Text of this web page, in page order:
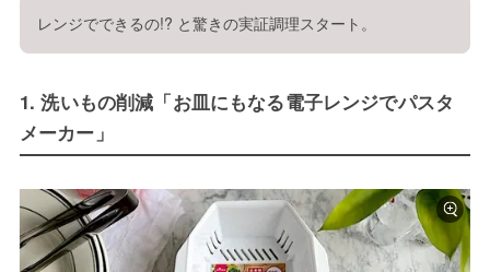
レンジでできるの!? と驚きの実証調理スタート。
1. 洗いもの削減「お皿にもなる電子レンジでパスタ
メーカー」